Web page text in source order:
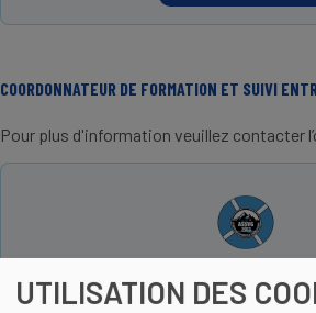
COORDONNATEUR DE FORMATION ET SUIVI
Pour plus d'information veuillez contacter
contact.ssvg@gmail.com
UTILISATION DES